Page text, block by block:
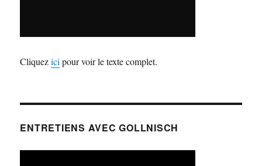
Cliquezicipour voir le texte complet.
ENTRETIENS AVEC GOLLNISCH